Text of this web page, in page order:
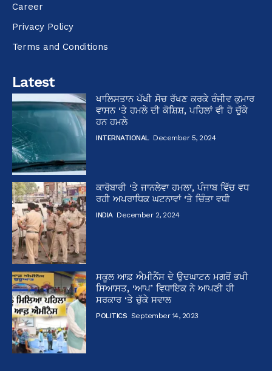
Career
Privacy Policy
Terms and Conditions
Latest
ਖਾਲਿਸਤਾਨ ਪੱਖੀ ਸੋਚ ਰੱਖਣ ਕਰਕੇ ਰੰਜੀਵ ਕੁਮਾਰ
ਵਾਸਨ ‘ਤੇ ਹਮਲੇ ਦੀ ਕੋਸ਼ਿਸ਼, ਪਹਿਲਾਂ ਵੀ ਹੋ ਚੁੱਕੇ
ਹਨ ਹਮਲੇ
INTERNATIONAL December 5, 2024
ਕਾਰੋਬਾਰੀ ‘ਤੇ ਜਾਨਲੇਵਾ ਹਮਲਾ, ਪੰਜਾਬ ਵਿੱਚ ਵਧ
ਰਹੀ ਅਪਰਾਧਿਕ ਘਟਨਾਵਾਂ ‘ਤੇ ਚਿੰਤਾ ਵਧੀ
INDIA December 2, 2024
ਸਕੂਲ ਆਫ਼ ਐਮੀਨੈਂਸ ਦੇ ਉਦਘਾਟਨ ਮਗਰੋਂ ਭਖੀ
ਸਿਆਸਤ, ‘ਆਪ’ ਵਿਧਾਇਕ ਨੇ ਆਪਣੀ ਹੀ
ਸਰਕਾਰ ‘ਤੇ ਚੁੱਕੇ ਸਵਾਲ
POLITICS September 14, 2023